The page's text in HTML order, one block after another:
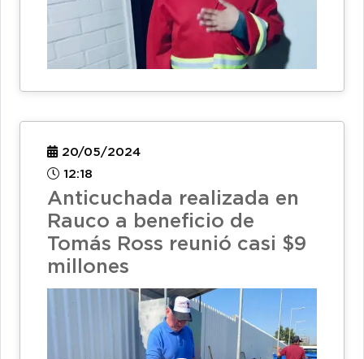
20/05/2024
12:18
Anticuchada realizada en
Rauco a beneficio de
Tomás Ross reunió casi $9
millones